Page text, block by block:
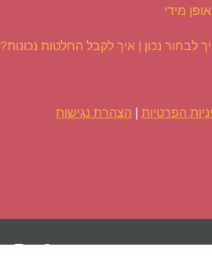
מידי
לבחור נכון | איך לקבל החלטות נכונות?
הפרטיות | הצהרת נגישות